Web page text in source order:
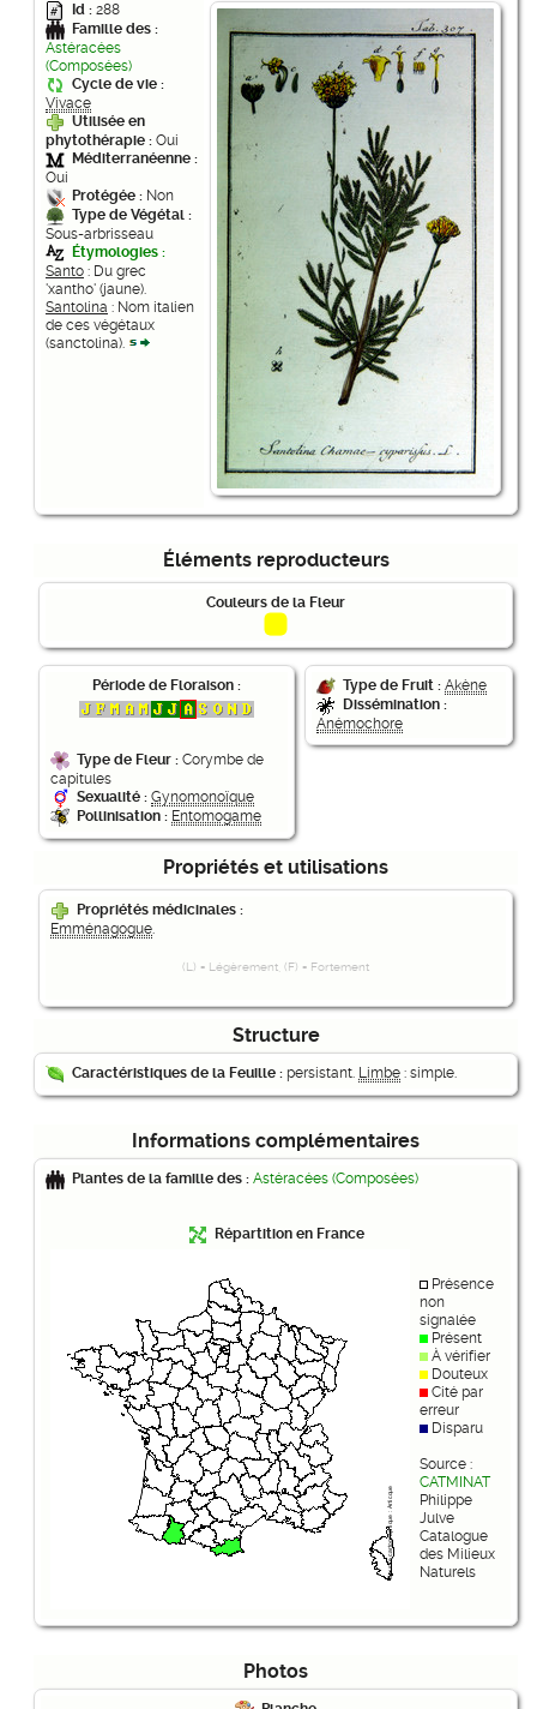
Id : 288
Famille des :
Astéracées
(Composées)
Cycle de vie :
Vivace
Utilisée en
phytothérapie : Oui
Méditerranéenne :
Oui
Protégée : Non
Type de Végétal :
Sous-arbrisseau
Étymologies :
Santo : Du grec
'xantho' (jaune).
Santolina : Nom italien
de ces végétaux
(sanctolina).
Éléments reproducteurs
Couleurs de la Fleur
Période de Floraison :
Type de Fleur : Corymbe de
capitules
Sexualité : Gynomonoïque
Pollinisation : Entomogame
Type de Fruit : Akène
Dissémination :
Anémochore
Propriétés et utilisations
Propriétés médicinales :
Emménagogue.
(L) = Légèrement, (F) = Fortement
Structure
Caractéristiques de la Feuille : persistant. Limbe : simple.
Informations complémentaires
Plantes de la famille des : Astéracées (Composées)
Répartition en France
Présence
non
signalée
Présent
À vérifier
Douteux
Cité par
erreur
Disparu
Source :
CATMINAT
Philippe
Julve
Catalogue
des Milieux
Naturels
Photos